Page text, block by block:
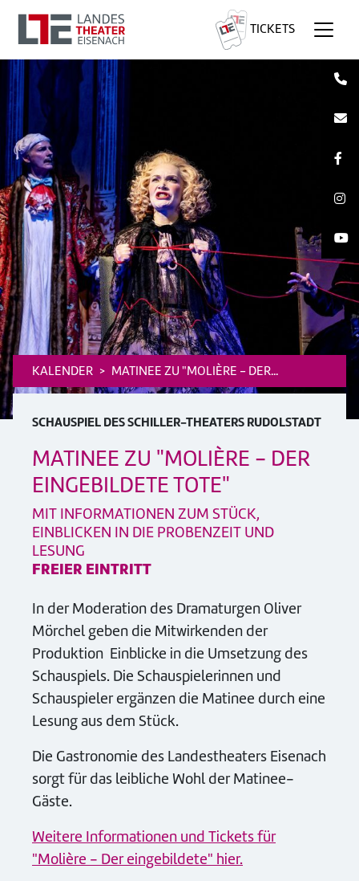
TICKETS
KALENDER MATINEE ZU "MOLIÈRE - DER...
SCHAUSPIEL DES SCHILLER-THEATERS RUDOLSTADT
MATINEE ZU "MOLIÈRE - DER
EINGEBILDETE TOTE"
MIT INFORMATIONEN ZUM STÜCK,
EINBLICKEN IN DIE PROBENZEIT UND
LESUNG
FREIER EINTRITT
In der Moderation des Dramaturgen Oliver
Mörchel geben die Mitwirkenden der
Produktion Einblicke in die Umsetzung des
Schauspiels. Die Schauspielerinnen und
Schauspieler ergänzen die Matinee durch eine
Lesung aus dem Stück.
Die Gastronomie des Landestheaters Eisenach
sorgt für das leibliche Wohl der Matinee-
Gäste.
Weitere Informationen und Tickets für
"Molière - Der eingebildete" hier.